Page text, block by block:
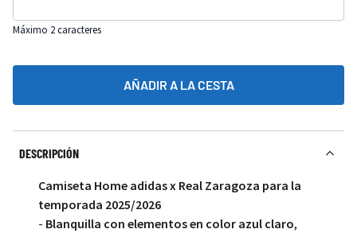
Máximo 2 caracteres
AÑADIR A LA CESTA
DESCRIPCIÓN
Camiseta Home adidas x Real Zaragoza para la
temporada 2025/2026
- Blanquilla con elementos en color azul claro,